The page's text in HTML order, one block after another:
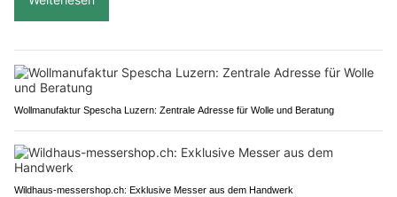
Wollmanufaktur Spescha Luzern: Zentrale Adresse für Wolle und Beratung
Wildhaus-messershop.ch: Exklusive Messer aus dem Handwerk